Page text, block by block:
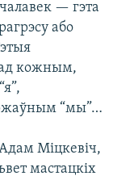
— гэта
або
кожным,
“мы”…
Міцкевіч,
мастацкіх